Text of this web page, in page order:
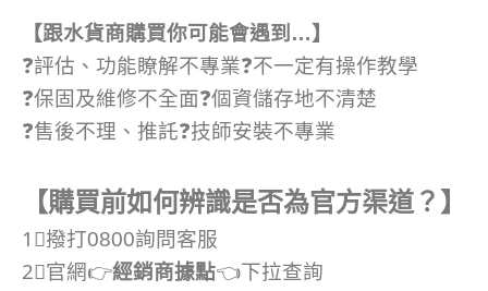
【跟水貨商購買你可能會遇到…】
❓評估、功能瞭解不專業❓不一定有操作教學
❓保固及維修不全面❓個資儲存地不清楚
❓售後不理、推託❓技師安裝不專業
【購買前如何辨識是否為官方渠道？】
1⃣撥打0800詢問客服
2⃣官網👉經銷商據點👈下拉查詢